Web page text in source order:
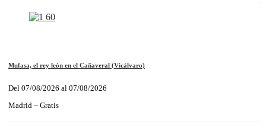
Mufasa, el rey león en el Cañaveral (Vicálvaro)
Del 07/08/2026 al 07/08/2026
Madrid – Gratis